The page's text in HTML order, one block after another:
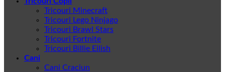
Tricouri Minecraft
Tricouri Lego Ninjago
Tricouri Brawl Stars
Tricouri Fortnite
Tricouri Billie Eilish
Cani
Cani Craciun